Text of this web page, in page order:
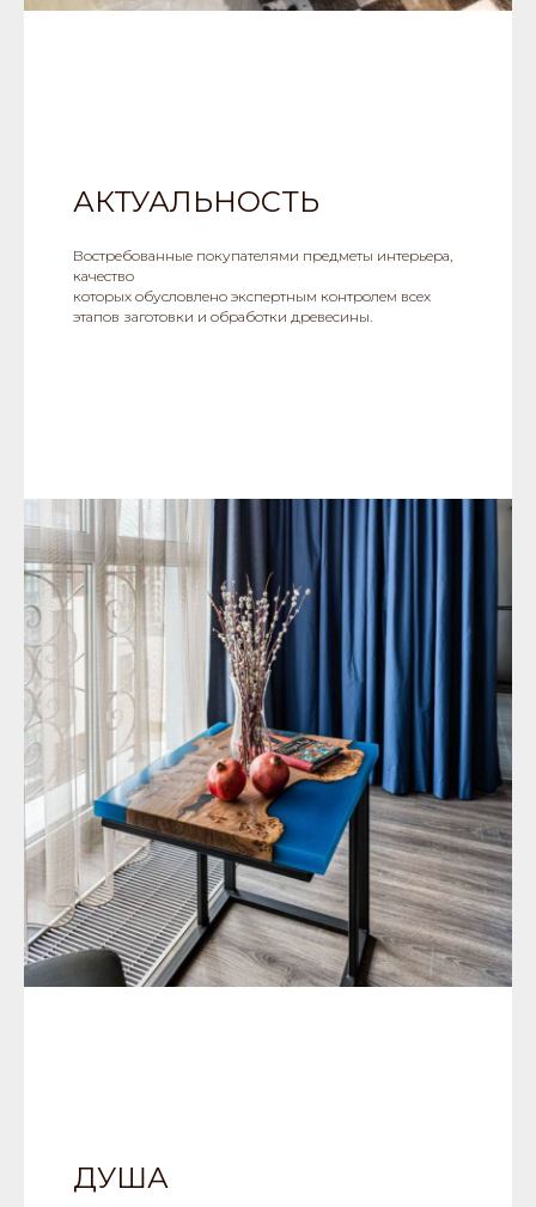
АКТУАЛЬНОСТЬ
Востребованные покупателями предметы интерьера,
качество
которых обусловлено экспертным контролем всех
этапов заготовки и обработки древесины.
ДУША